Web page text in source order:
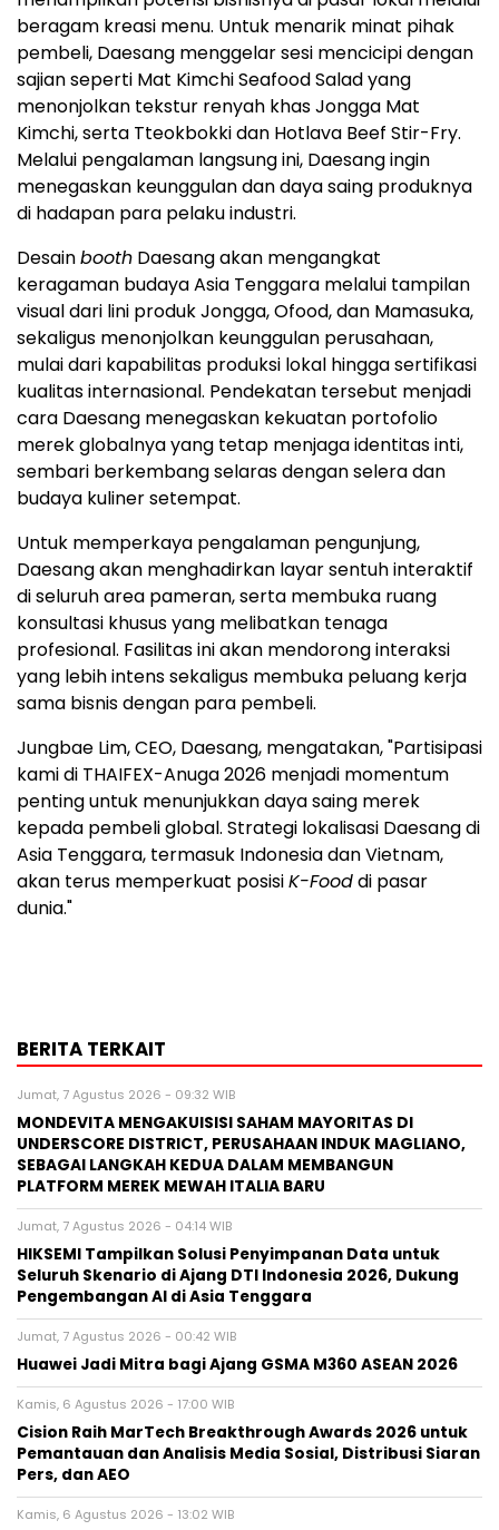
beragam kreasi menu. Untuk menarik minat pihak
pembeli, Daesang menggelar sesi mencicipi dengan
sajian seperti Mat Kimchi Seafood Salad yang
menonjolkan tekstur renyah khas Jongga Mat
Kimchi, serta Tteokbokki dan Hotlava Beef Stir-Fry.
Melalui pengalaman langsung ini, Daesang ingin
menegaskan keunggulan dan daya saing produknya
di hadapan para pelaku industri.
Desainbooth Daesang akan mengangkat
keragaman budaya Asia Tenggara melalui tampilan
visual dari lini produk Jongga, Ofood, dan Mamasuka,
sekaligus menonjolkan keunggulan perusahaan,
mulai dari kapabilitas produksi lokal hingga sertifikasi
kualitas internasional. Pendekatan tersebut menjadi
cara Daesang menegaskan kekuatan portofolio
merek globalnya yang tetap menjaga identitas inti,
sembari berkembang selaras dengan selera dan
budaya kuliner setempat.
Untuk memperkaya pengalaman pengunjung,
Daesang akan menghadirkan layar sentuh interaktif
di seluruh area pameran, serta membuka ruang
konsultasi khusus yang melibatkan tenaga
profesional. Fasilitas ini akan mendorong interaksi
yang lebih intens sekaligus membuka peluang kerja
sama bisnis dengan para pembeli.
Jungbae Lim, CEO, Daesang, mengatakan, "Partisipasi
kami di THAIFEX-Anuga 2026 menjadi momentum
penting untuk menunjukkan daya saing merek
kepada pembeli global. Strategi lokalisasi Daesang di
Asia Tenggara, termasuk Indonesia dan Vietnam,
akan terus memperkuat posisiK-Fooddi pasar
dunia."
BERITA TERKAIT
Jumat, 7 Agustus 2026 - 09:32 WIB
MONDEVITA MENGAKUISISI SAHAM MAYORITAS DI
UNDERSCORE DISTRICT, PERUSAHAAN INDUK MAGLIANO,
SEBAGAI LANGKAH KEDUA DALAM MEMBANGUN
PLATFORM MEREK MEWAH ITALIA BARU
Jumat, 7 Agustus 2026 - 04:14 WIB
HIKSEMI Tampilkan Solusi Penyimpanan Data untuk
Seluruh Skenario di Ajang DTI Indonesia 2026, Dukung
Pengembangan AI di Asia Tenggara
Jumat, 7 Agustus 2026 - 00:42 WIB
Huawei Jadi Mitra bagi Ajang GSMA M360 ASEAN 2026
Kamis, 6 Agustus 2026 - 17:00 WIB
Cision Raih MarTech Breakthrough Awards 2026 untuk
Pemantauan dan Analisis Media Sosial, Distribusi Siaran
Pers, dan AEO
Kamis, 6 Agustus 2026 - 13:02 WIB